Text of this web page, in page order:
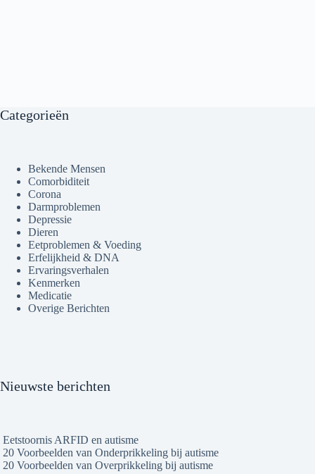
Categorieën
Bekende Mensen
Comorbiditeit
Corona
Darmproblemen
Depressie
Dieren
Eetproblemen & Voeding
Erfelijkheid & DNA
Ervaringsverhalen
Kenmerken
Medicatie
Overige Berichten
Nieuwste berichten
Eetstoornis ARFID en autisme
20 Voorbeelden van Onderprikkeling bij autisme
20 Voorbeelden van Overprikkeling bij autisme